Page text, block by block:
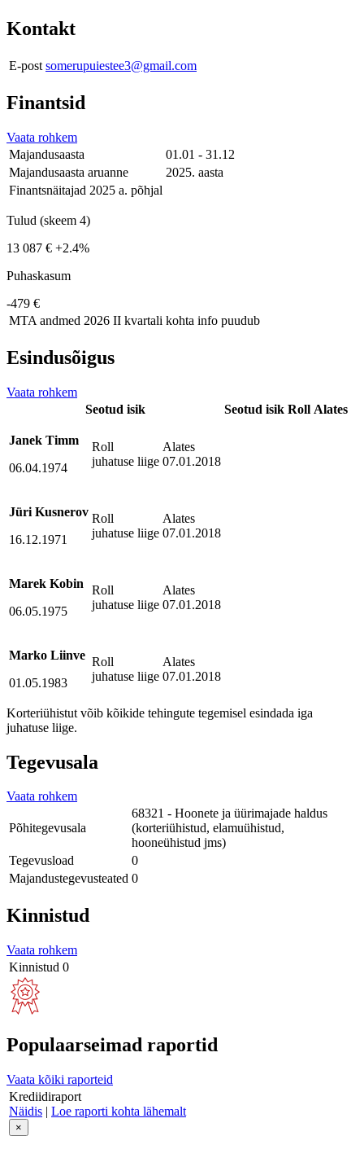
Kontakt
E-post somerupuiestee3@gmail.com
Finantsid
Vaata rohkem
Majandusaasta
01.01 - 31.12
Majandusaasta aruanne
2025. aasta
Finantsnäitajad 2025 a. põhjal
Tulud (skeem 4)
13 087 € +2.4%
Puhaskasum
-479 €
MTA andmed 2026 II kvartali kohta info puudub
Esindusõigus
Vaata rohkem
Seotud isik
Seotud isik Roll Alates
Janek Timm
06.04.1974
Roll
juhatuse liige
Alates
07.01.2018
Jüri Kusnerov
16.12.1971
Roll
juhatuse liige
Alates
07.01.2018
Marek Kobin
06.05.1975
Roll
juhatuse liige
Alates
07.01.2018
Marko Liinve
01.05.1983
Roll
juhatuse liige
Alates
07.01.2018
Korteriühistut võib kõikide tehingute tegemisel esindada iga
juhatuse liige.
Tegevusala
Vaata rohkem
Põhitegevusala
68321 - Hoonete ja üürimajade haldus
(korteriühistud, elamuühistud,
hooneühistud jms)
Tegevusload
0
Majandustegevusteated 0
Kinnistud
Vaata rohkem
Kinnistud 0
Populaarseimad raportid
Vaata kõiki raporteid
Krediidiraport
Näidis | Loe raporti kohta lähemalt
×